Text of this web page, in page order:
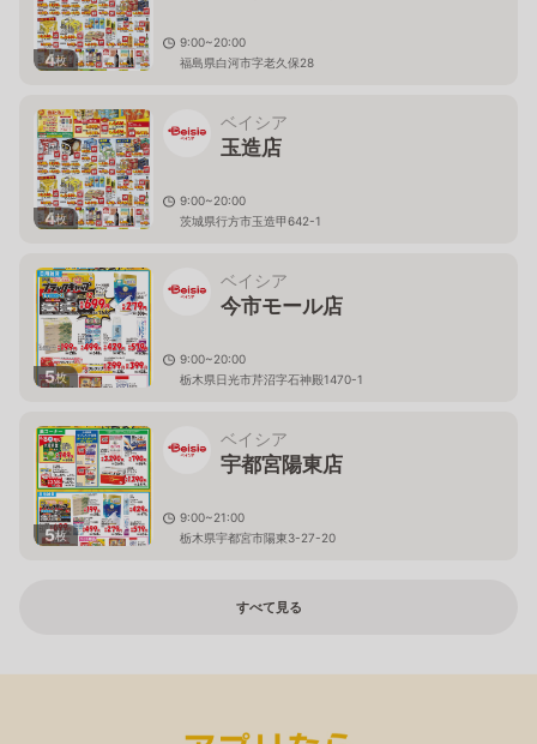
4枚
9:00~20:00
福島県白河市字老久保28
4枚
ベイシア
玉造店
9:00~20:00
茨城県行方市玉造甲642-1
5枚
ベイシア
今市モール店
9:00~20:00
栃木県日光市芹沼字石神殿1470-1
5枚
ベイシア
宇都宮陽東店
9:00~21:00
栃木県宇都宮市陽東3-27-20
すべて見る